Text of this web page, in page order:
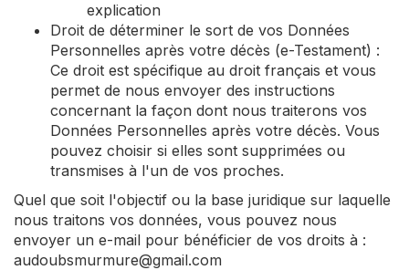
explication
Droit de déterminer le sort de vos Données
Personnelles après votre décès (e-Testament) :
Ce droit est spécifique au droit français et vous
permet de nous envoyer des instructions
concernant la façon dont nous traiterons vos
Données Personnelles après votre décès. Vous
pouvez choisir si elles sont supprimées ou
transmises à l'un de vos proches.
Quel que soit l'objectif ou la base juridique sur laquelle
nous traitons vos données, vous pouvez nous
envoyer un e-mail pour bénéficier de vos droits à :
audoubsmurmure@gmail.com